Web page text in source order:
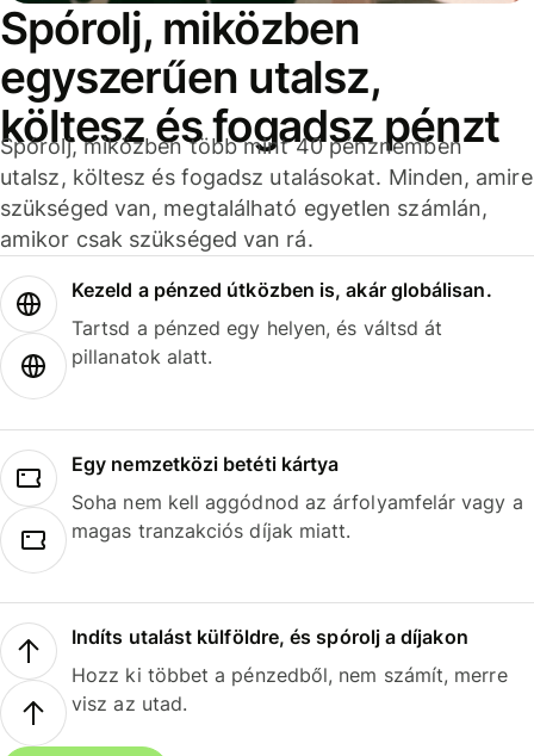
Spórolj, miközben
egyszerűen utalsz,
költesz és fogadsz pénzt
Spórolj, miközben több mint 40 pénznemben
utalsz, költesz és fogadsz utalásokat. Minden, amire
szükséged van, megtalálható egyetlen számlán,
amikor csak szükséged van rá.
Kezeld a pénzed útközben is, akár globálisan.
Tartsd a pénzed egy helyen, és váltsd át
pillanatok alatt.
Egy nemzetközi betéti kártya
Soha nem kell aggódnod az árfolyamfelár vagy a
magas tranzakciós díjak miatt.
Indíts utalást külföldre, és spórolj a díjakon
Hozz ki többet a pénzedből, nem számít, merre
visz az utad.